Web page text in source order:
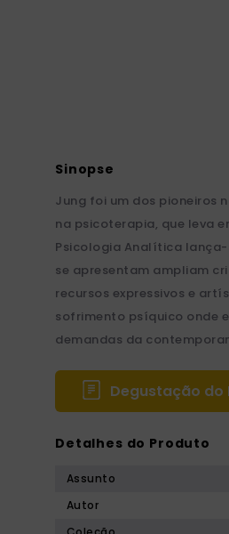
Jung foi um dos pioneiros
na psicoterapia, que leva
Psicologia Analítica lança-
se apresentam ampliam
recursos expressivos e
sofrimento psíquico onde
demandas da
Degustação do
Detalhes do Produto
Assunto
Autor